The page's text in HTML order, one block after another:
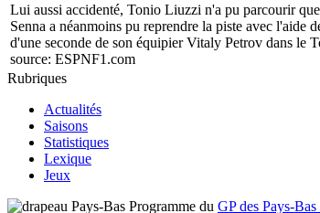
Lui aussi accidenté, Tonio Liuzzi n'a pu parcourir
Senna a néanmoins pu reprendre la piste avec l'aide
d'une seconde de son équipier Vitaly Petrov dans le
source: ESPNF1.com
Rubriques
Actualités
Saisons
Statistiques
Lexique
Jeux
Programme du GP des Pays-